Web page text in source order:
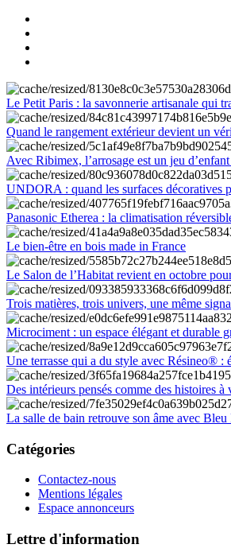
Le Petit Paris : la savonnerie artisanale qui
Quand le rangement extérieur devient un
Avec Ribimex, l’arrosage est un jeu
UNDORA : quand les surfaces décoratives
Panasonic Etherea : la climatisation
Le bien-être en bois made in France
Le Salon de l’Habitat revient en octobre
Trois matières, trois univers, une même
Microciment : un espace élégant et durable
Une terrasse qui a du style avec Résineo®
Des intérieurs pensés comme des histoires à
La salle de bain retrouve son âme avec Bleu
Catégories
Contactez-nous
Mentions légales
Espace annonceurs
Lettre d'information